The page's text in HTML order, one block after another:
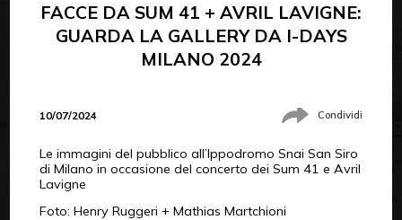
FACCE DA SUM 41 + AVRIL LAVIGNE:
GUARDA LA GALLERY DA I-DAYS
MILANO 2024
10/07/2024 Condividi
Le immagini del pubblico all’Ippodromo Snai San Siro
di Milano in occasione del concerto dei Sum 41 e Avril
Lavigne
Foto: Henry Ruggeri + Mathias Martchioni